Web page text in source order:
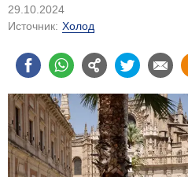
29.10.2024
Источник: Холод